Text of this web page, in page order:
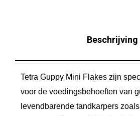
i
Beschrijving
Tetra Guppy Mini Flakes zijn
voor de voedingsbehoeften van
levendbarende tandkarpers zoals